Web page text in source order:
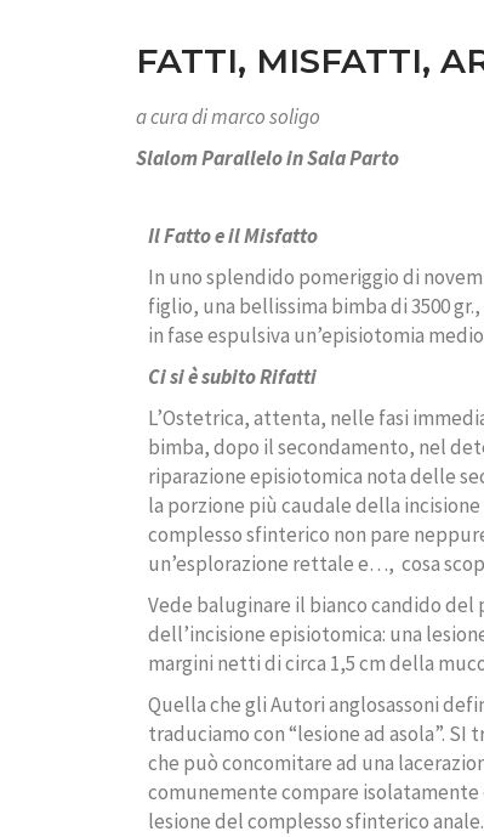
FATTI, MISFATTI,
a cura dimarco soligo
Slalom Parallelo in Sala Parto
Il Fatto e il Misfatto
In uno splendido pomeriggio di
figlio, una bellissima bimba di 3500 gr.,
in fase espulsiva un’episiotomia
Ci si è subito Rifatti
L’Ostetrica, attenta, nelle fasi
bimba, dopo il secondamento, nel
riparazione episiotomica nota delle
la porzione più caudale della
complesso sfinterico non pare
un’esplorazione rettale e…, cosa
Vede baluginare il bianco candido
dell’incisione episiotomica: una
margini netti di circa 1,5 cm della
Quella che gli Autori anglosassoni
traduciamo con “lesione ad asola”.
che può concomitare ad una
comunemente compare
lesione del complesso sfinterico anale.